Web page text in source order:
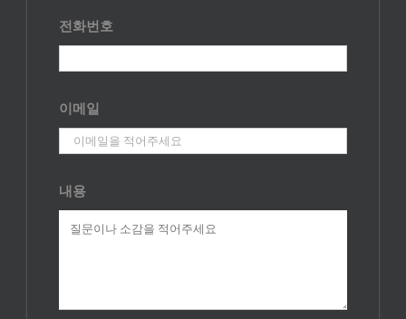
전화번호
이메일
내용